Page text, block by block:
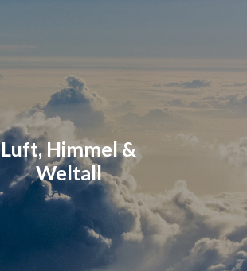
Luft, Himmel &
Weltall